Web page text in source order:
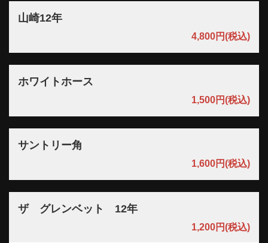
山崎12年
4,800円(税込)
ホワイトホース
1,500円(税込)
サントリー角
1,600円(税込)
ザ グレンベット 12年
1,200円(税込)